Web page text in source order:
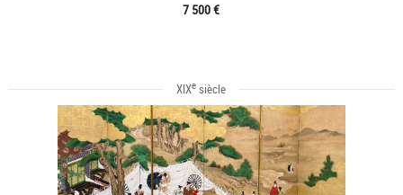
7 500 €
XIXe siècle